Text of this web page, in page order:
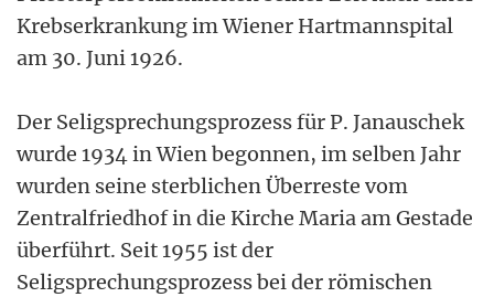
Krebserkrankung im Wiener Hartmannspital
am 30. Juni 1926.
Der Seligsprechungsprozess für P. Janauschek
wurde 1934 in Wien begonnen, im selben Jahr
wurden seine sterblichen Überreste vom
Zentralfriedhof in die Kirche Maria am Gestade
überführt. Seit 1955 ist der
Seligsprechungsprozess bei der römischen